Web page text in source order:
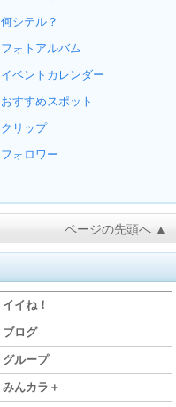
何シテル？
フォトアルバム
イベントカレンダー
おすすめスポット
クリップ
フォロワー
ページの先頭へ ▲
イイね！
ブログ
グループ
みんカラ＋